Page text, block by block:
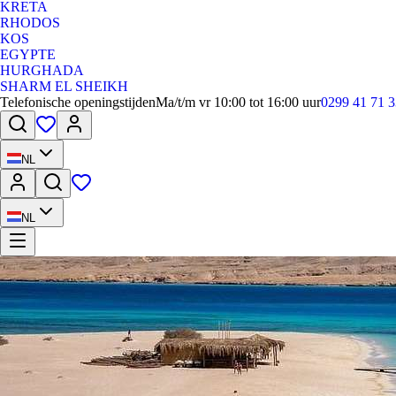
KRETA
RHODOS
KOS
EGYPTE
HURGHADA
SHARM EL SHEIKH
Telefonische openingstijdenMa/t/m vr 10:00 tot 16:00 uur0299 41 71
NL
NL